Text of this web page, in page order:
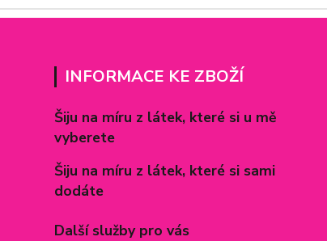
INFORMACE KE ZBOŽÍ
Šiju na míru z látek, které si u mě
vyberete
Šiju na míru z látek, které si sami
dodáte
Další služby pro vás